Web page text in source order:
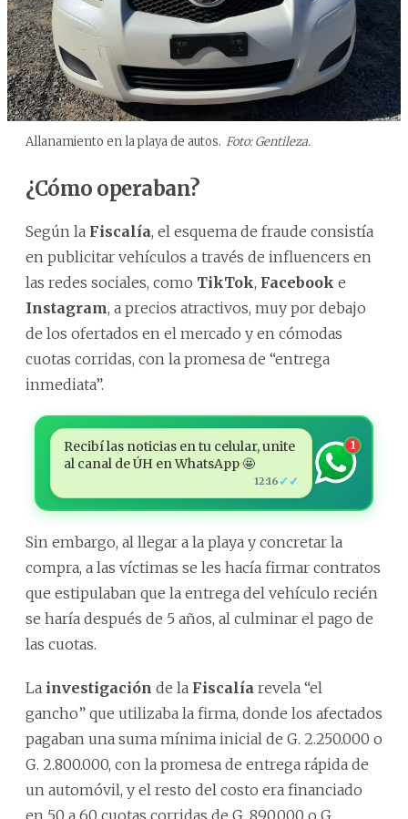
Allanamiento en la playa de autos. Foto: Gentileza.
¿Cómo operaban?
Según la Fiscalía, el esquema de fraude consistía
en publicitar vehículos a través de influencers en
las redes sociales, como TikTok, Facebook e
Instagram, a precios atractivos, muy por debajo
de los ofertados en el mercado y en cómodas
cuotas corridas, con la promesa de “entrega
inmediata”.
Recibí las noticias en tu celular, unite
al canal de ÚH en WhatsApp 🤩
12:16 ✓✓
1
Sin embargo, al llegar a la playa y concretar la
compra, a las víctimas se les hacía firmar contratos
que estipulaban que la entrega del vehículo recién
se haría después de 5 años, al culminar el pago de
las cuotas.
La investigación de la Fiscalía revela “el
gancho” que utilizaba la firma, donde los afectados
pagaban una suma mínima inicial de G. 2.250.000 o
G. 2.800.000, con la promesa de entrega rápida de
un automóvil, y el resto del costo era financiado
en 50 a 60 cuotas corridas de G. 890.000 o G.